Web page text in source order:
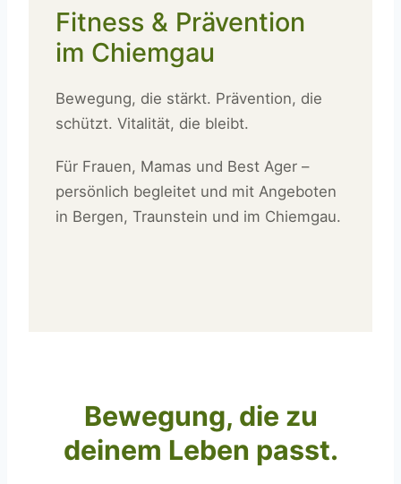
Fitness & Prävention
im Chiemgau
Bewegung, die stärkt. Prävention, die
schützt. Vitalität, die bleibt.
Für Frauen, Mamas und Best Ager –
persönlich begleitet und mit Angeboten
in Bergen, Traunstein und im Chiemgau.
Bewegung, die zu
deinem Leben passt.